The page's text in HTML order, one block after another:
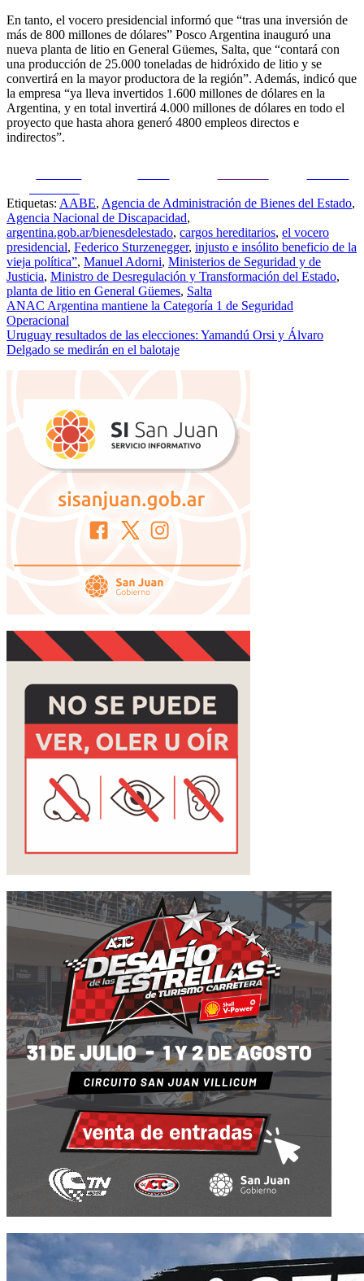
En tanto, el vocero presidencial informó que “tras una inversión de
más de 800 millones de dólares” Posco Argentina inauguró una
nueva planta de litio en General Güemes, Salta, que “contará con
una producción de 25.000 toneladas de hidróxido de litio y se
convertirá en la mayor productora de la región”. Además, indicó que
la empresa “ya lleva invertidos 1.600 millones de dólares en la
Argentina, y en total invertirá 4.000 millones de dólares en todo el
proyecto que hasta ahora generó 4800 empleos directos e
indirectos”.
Etiquetas: AABE, Agencia de Administración de Bienes del Estado,
Agencia Nacional de Discapacidad,
argentina.gob.ar/bienesdelestado, cargos hereditarios, el vocero
presidencial, Federico Sturzenegger, injusto e insólito beneficio de la
vieja política”, Manuel Adorni, Ministerios de Seguridad y de
Justicia, Ministro de Desregulación y Transformación del Estado,
planta de litio en General Güemes, Salta
Navegación
de
entradas
ANAC Argentina mantiene la Categoría 1 de Seguridad
Operacional
Uruguay resultados de las elecciones: Yamandú Orsi y Álvaro
Delgado se medirán en el balotaje